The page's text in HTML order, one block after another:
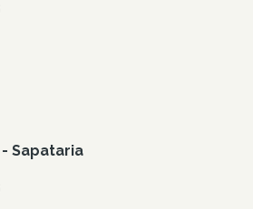
Sapataria